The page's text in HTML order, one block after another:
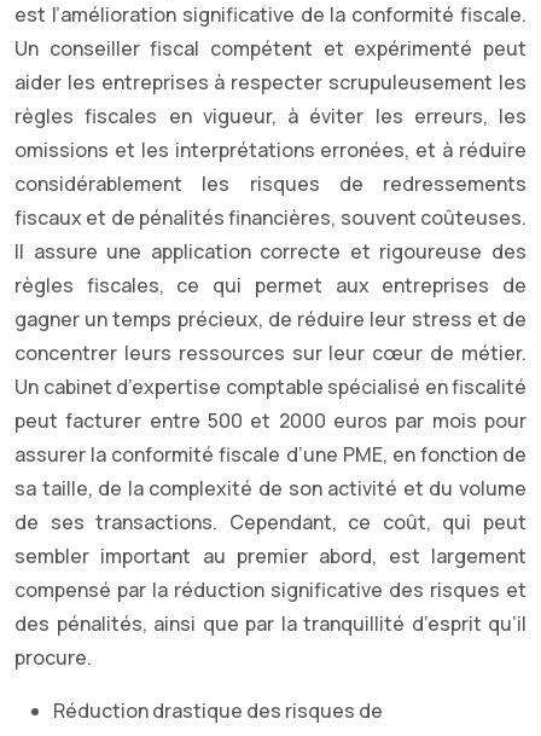
est l’amélioration significative de la conformité fiscale.
Un conseiller fiscal compétent et expérimenté peut
aider les entreprises à respecter scrupuleusement les
règles fiscales en vigueur, à éviter les erreurs, les
omissions et les interprétations erronées, et à réduire
considérablement les risques de redressements
fiscaux et de pénalités financières, souvent coûteuses.
Il assure une application correcte et rigoureuse des
règles fiscales, ce qui permet aux entreprises de
gagner un temps précieux, de réduire leur stress et de
concentrer leurs ressources sur leur cœur de métier.
Un cabinet d’expertise comptable spécialisé en fiscalité
peut facturer entre 500 et 2000 euros par mois pour
assurer la conformité fiscale d’une PME, en fonction de
sa taille, de la complexité de son activité et du volume
de ses transactions. Cependant, ce coût, qui peut
sembler important au premier abord, est largement
compensé par la réduction significative des risques et
des pénalités, ainsi que par la tranquillité d’esprit qu’il
procure.
Réduction drastique des risques de